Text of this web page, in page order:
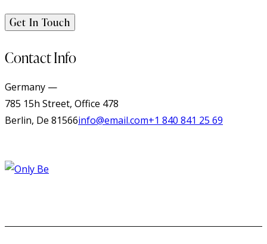
Contact Info
Germany —
785 15h Street, Office 478
Berlin, De 81566info@email.com+1 840 841 25 69